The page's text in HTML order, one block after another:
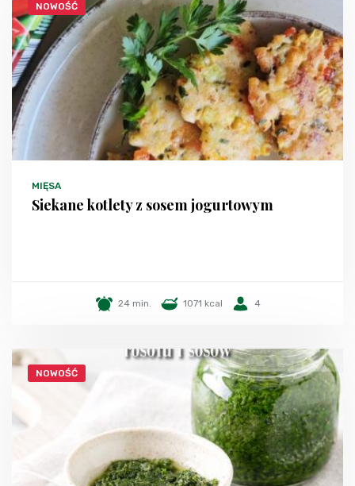
NOWOŚĆ
MIĘSA
Siekane kotlety z sosem jogurtowym
24 min. 1071 kcal 4
NOWOŚĆ